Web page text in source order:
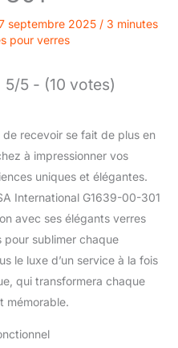
septembre 2025 / 3 minutes
pour verres
5/5 - (10 votes)
de recevoir se fait de plus en
à impressionner vos
uniques et élégantes.
International G1639-00-301
avec ses élégants verres
pour sublimer chaque
le luxe d’un service à la fois
qui transformera chaque
mémorable.